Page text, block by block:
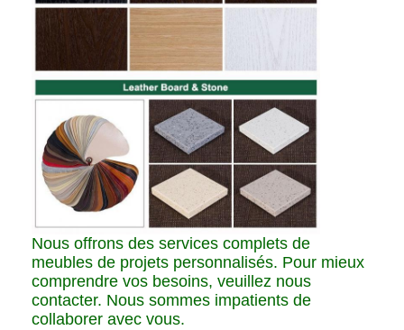
Nous offrons des services complets de
meubles de projets personnalisés. Pour mieux
comprendre vos besoins, veuillez nous
contacter. Nous sommes impatients de
collaborer avec vous.